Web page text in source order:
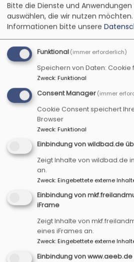
Bildrechte Hopfengärtner
wundervoll gelegene
professionelle Begleitung durch
Beate und Georg
eine ganzheitliche Erfahrung
und Seele jeder teilnehmenden
ganz besonders auch als Paar.
darum, dass Paare ihre je
Wünsche in der Beziehung
bereden, welche Konflikte
im Weg stehen, und entdecken,
verbindet und als Paar
Das Ehepaar Beate und Georg
schöpft dabei aus der je
Praxiserfahrung - sie als
Psychotherapeutin, er als
natürlich auch aus den
Ihre Begleitung beinhaltet
und Impulse, praktische
Klarheit und Verbundenheit,
Bitte die Dienste und
auswählen, die wir nutzen möchten.
Informationen bitte unsere
Funktional(immer erforderlich)
Speichern von Daten: Cookie
Zweck:Funktional
Consent Manager(immer
Cookie Consent speichert
Browser
Zweck:Funktional
Einbindung von wildbad.de
Zeigt Inhalte von wildbad.de
an.
Zweck:Eingebettete externe
Einbindung von
iFrame
Zeigt Inhalte von
eines iFrames an.
Zweck:Eingebettete externe
Einbindung von